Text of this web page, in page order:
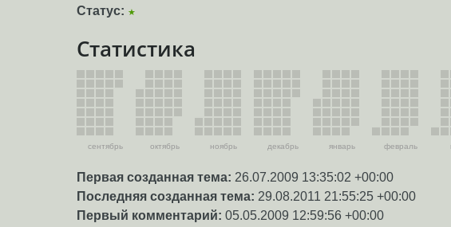
Статус: ★
Статистика
сентябрь октябрь ноябрь декабрь январь февраль
Первая созданная тема: 26.07.2009 13:35:02 +00:00
Последняя созданная тема: 29.08.2011 21:55:25 +00:00
Первый комментарий: 05.05.2009 12:59:56 +00:00